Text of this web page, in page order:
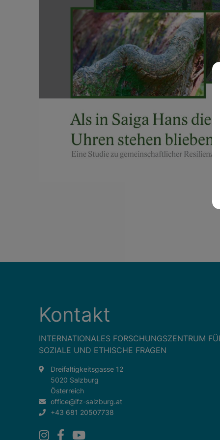
Kontakt
INTERNATIONALES FORSCHUNGSZENTRUM
SOZIALE UND ETHISCHE FRAGEN
Dreifaltigkeitsgasse 12
5020 Salzburg
Österreich
office@ifz-salzburg.at
+43 681 20507738